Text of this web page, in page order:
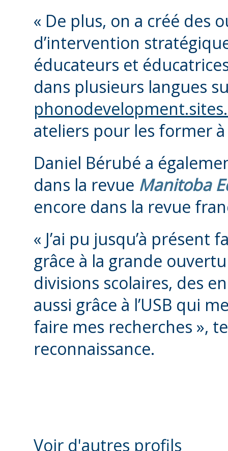
« De plus, on a créé des
d’intervention
éducateurs et
dans plusieurs langues
ateliers pour les former
Daniel Bérubé a
dans la revue Manitoba
encore dans la revue
« J’ai pu jusqu’à présent
grâce à la grande
divisions scolaires, des
aussi grâce à l’USB qui
faire mes recherches »,
reconnaissance.
Voir d'autres profils